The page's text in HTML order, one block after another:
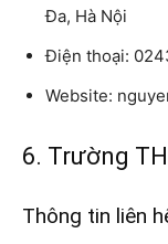
Đa, Hà Nội
Điện thoại:
Website:
6. Trường
Thông tin liên